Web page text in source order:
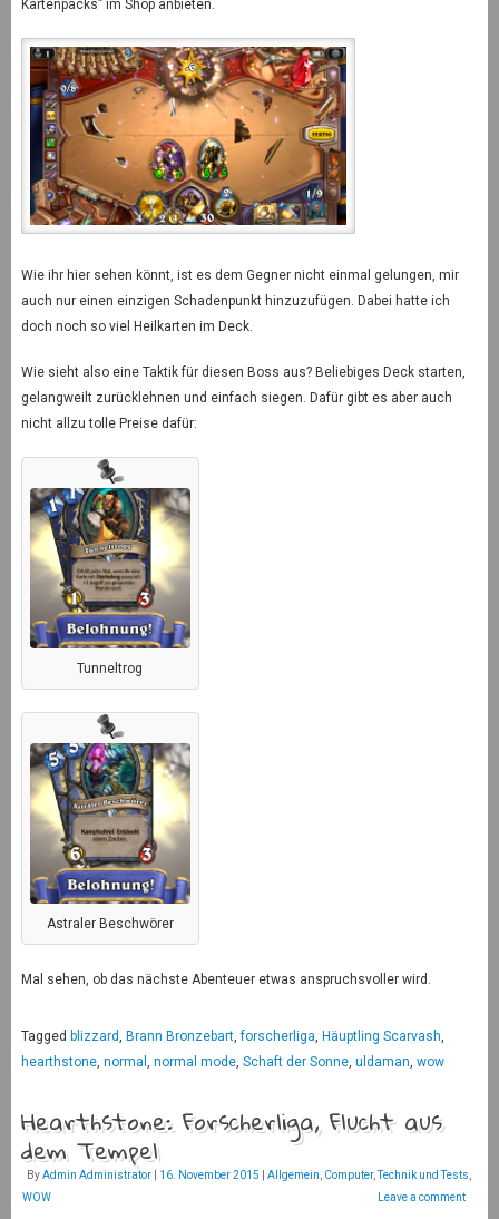
Kartenpacks” im Shop anbieten.
Wie ihr hier sehen könnt, ist es dem Gegner nicht einmal gelungen, mir
auch nur einen einzigen Schadenpunkt hinzuzufügen. Dabei hatte ich
doch noch so viel Heilkarten im Deck.
Wie sieht also eine Taktik für diesen Boss aus? Beliebiges Deck starten,
gelangweilt zurücklehnen und einfach siegen. Dafür gibt es aber auch
nicht allzu tolle Preise dafür:
Tunneltrog
Astraler Beschwörer
Mal sehen, ob das nächste Abenteuer etwas anspruchsvoller wird.
Tagged blizzard, Brann Bronzebart,forscherliga, Häuptling Scarvash,
hearthstone, normal , normal mode, Schaft der Sonne, uldaman, wow
Hearthstone: Forscherliga, Flucht aus
dem Tempel
ByAdmin Administrator 16. November 2015 Allgemein Computer,Technik und Tests
WOW
Leave a comment